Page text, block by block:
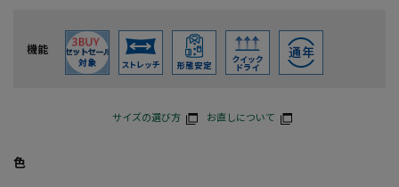
機能
サイズの選び方 お直しについて
色